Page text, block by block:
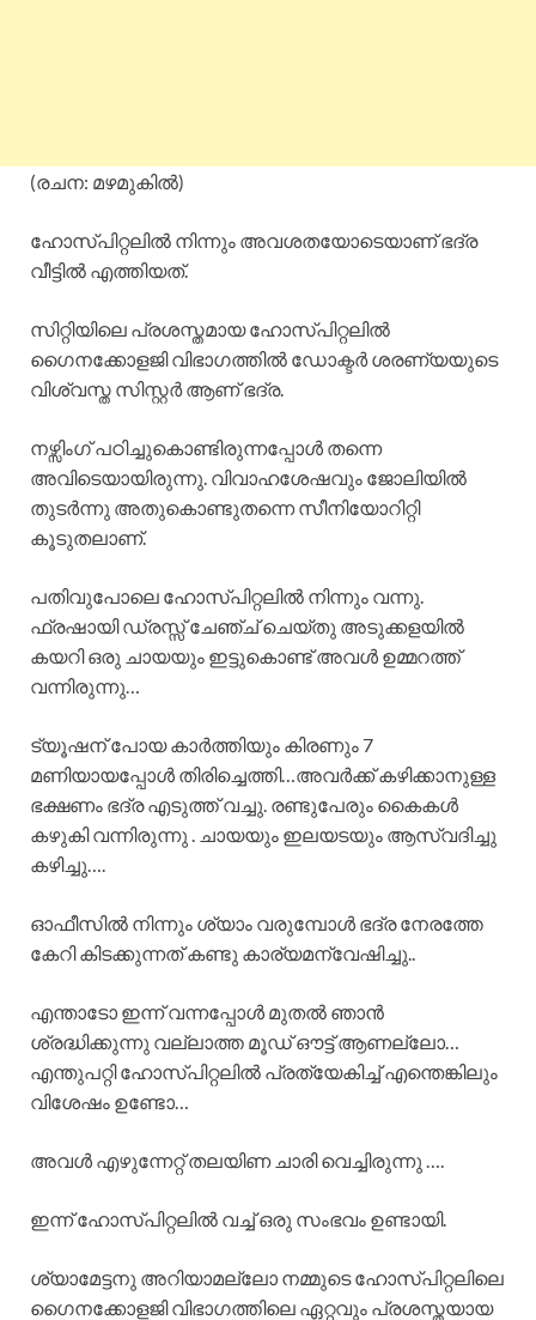
(രചന: മഴമുകിൽ)
ഹോസ്പിറ്റലിൽ നിന്നും അവശതയോടെയാണ് ഭദ്ര
വീട്ടിൽ എത്തിയത്.
സിറ്റിയിലെ പ്രശസ്തമായ ഹോസ്പിറ്റലിൽ
ഗൈനക്കോളജി വിഭാഗത്തിൽ ഡോക്ടർ ശരണ്യയുടെ
വിശ്വസ്ത സിസ്റ്റർ ആണ് ഭദ്ര.
നഴ്സിംഗ് പഠിച്ചുകൊണ്ടിരുന്നപ്പോൾ തന്നെ
അവിടെയായിരുന്നു. വിവാഹശേഷവും ജോലിയിൽ
തുടർന്നു അതുകൊണ്ടുതന്നെ സീനിയോറിറ്റി
കൂടുതലാണ്.
പതിവുപോലെ ഹോസ്പിറ്റലിൽ നിന്നും വന്നു.
ഫ്രഷായി ഡ്രസ്സ് ചേഞ്ച് ചെയ്തു അടുക്കളയിൽ
കയറി ഒരു ചായയും ഇട്ടുകൊണ്ട് അവൾ ഉമ്മറത്ത്
വന്നിരുന്നു…
ട്യൂഷന് പോയ കാർത്തിയും കിരണും 7
മണിയായപ്പോൾ തിരിച്ചെത്തി…അവർക്ക് കഴിക്കാനുള്ള
ഭക്ഷണം ഭദ്ര എടുത്ത് വച്ചു. രണ്ടുപേരും കൈകൾ
കഴുകി വന്നിരുന്നു . ചായയും ഇലയടയും ആസ്വദിച്ചു
കഴിച്ചു….
ഓഫീസിൽ നിന്നും ശ്യാം വരുമ്പോൾ ഭദ്ര നേരത്തേ
കേറി കിടക്കുന്നത് കണ്ടു കാര്യമന്വേഷിച്ചു..
എന്താടോ ഇന്ന് വന്നപ്പോൾ മുതൽ ഞാൻ
ശ്രദ്ധിക്കുന്നു വല്ലാത്ത മൂഡ് ഔട്ട് ആണല്ലോ…
എന്തുപറ്റി ഹോസ്പിറ്റലിൽ പ്രത്യേകിച്ച് എന്തെങ്കിലും
വിശേഷം ഉണ്ടോ…
അവൾ എഴുന്നേറ്റ് തലയിണ ചാരി വെച്ചിരുന്നു ….
ഇന്ന് ഹോസ്പിറ്റലിൽ വച്ച് ഒരു സംഭവം ഉണ്ടായി.
ശ്യാമേട്ടനു അറിയാമല്ലോ നമ്മുടെ ഹോസ്പിറ്റലിലെ
ഗൈനക്കോളജി വിഭാഗത്തിലെ ഏറ്റവും പ്രശസ്തയായ